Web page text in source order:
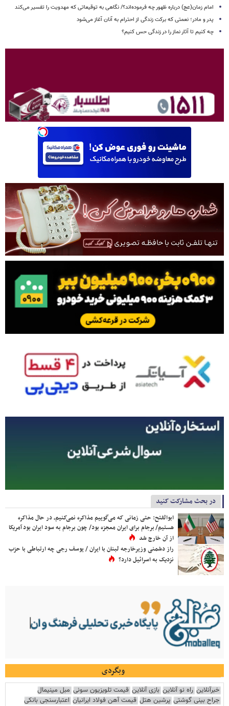
امام زمان(عج) درباره ظهور چه فرموده‌اند؟/ نگاهی به توقیعاتی که مهدویت را تفسیر می‌کند
پدر و مادر؛ نعمتی که برکت زندگی از احترام به آنان آغاز می‌شود
چه کنیم تا آثار نماز را در زندگی حس کنیم؟
در بحث مشارکت کنید
ابوالفتح: حتی زمانی که می‌گوییم مذاکره نمی‌کنیم، در حال مذاکره
هستیم/ برجام برای ایران معجزه بود/ چون برجام به سود ایران بود آمریکا
از آن خارج شد
راز دشمنی وزیرخارجه لبنان با ایران / یوسف رجی چه ارتباطی با حزب
نزدیک به اسرائیل دارد؟
وبگردی
خبرآنلاین راه نو آنلاین بازی آنلاین قیمت تلویزیون سونی مبل مینیمال
جراح بینی گوشتی پرشین هتل قیمت آهن فولاد ایرانیان اعتبارسنجی بانکی